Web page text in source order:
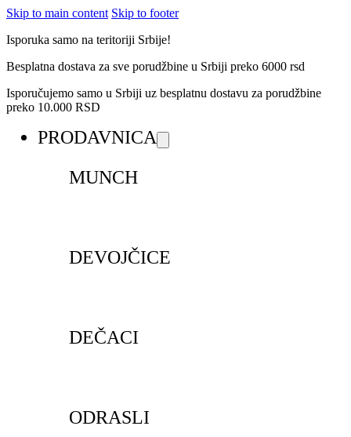
Skip to main content Skip to footer
Isporuka samo na teritoriji Srbije!
Besplatna dostava za sve porudžbine u Srbiji preko 6000 rsd
Isporučujemo samo u Srbiji uz besplatnu dostavu za porudžbine
preko 10.000 RSD
PRODAVNICA
MUNCH
DEVOJČICE
DEČACI
ODRASLI